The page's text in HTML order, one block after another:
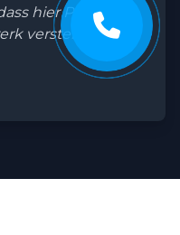
hier Profis am
verstehen."